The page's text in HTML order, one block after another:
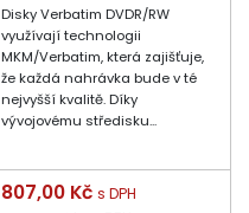
Disky Verbatim DVDR/RW
využívají technologii
MKM/Verbatim, která zajišťuje,
že každá nahrávka bude v té
nejvyšší kvalitě. Díky
vývojovému středisku...
Cena
807,00 Kč s DPH